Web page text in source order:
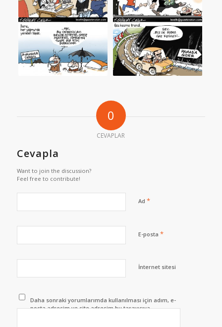
0
CEVAPLAR
Cevapla
Want to join the discussion?
Feel free to contribute!
Ad *
E-posta *
İnternet sitesi
Daha sonraki yorumlarımda kullanılması için adım, e-
posta adresim ve site adresim bu tarayıcıya